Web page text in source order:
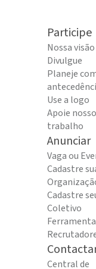
Participe
Nossa visão
Divulgue
Planeje
Use a logo
Apoie nosso
trabalho
Anunciar
Vaga ou
Cadastre
Cadastre
Coletivo
Central de